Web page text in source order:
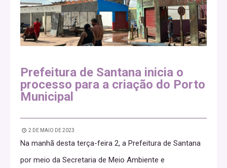
Prefeitura de Santana inicia o
processo para a criação do Porto
Municipal
2 DE MAIO DE 2023
Na manhã desta terça-feira 2, a Prefeitura de Santana
por meio da Secretaria de Meio Ambiente e